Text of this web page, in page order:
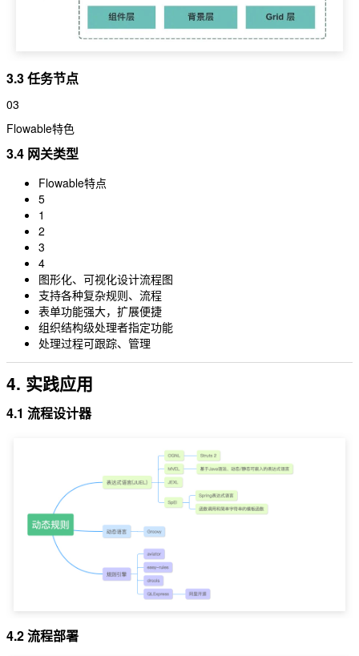
3.3 任务节点
03
Flowable特色
3.4 网关类型
Flowable特点
5
1
2
3
4
图形化、可视化设计流程图
支持各种复杂规则、流程
表单功能强大，扩展便捷
组织结构级处理者指定功能
处理过程可跟踪、管理
4. 实践应用
4.1 流程设计器
4.2 流程部署